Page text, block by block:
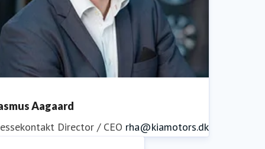
Aagaard
Director / CEO rha@kiamotors.dk